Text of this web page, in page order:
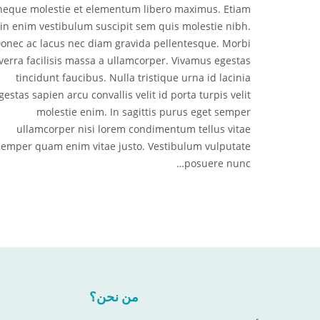
molestie et elementum libero maximus. Etiam
in enim vestibulum suscipit sem quis molestie nibh.
ac lacus nec diam gravida pellentesque. Morbi
facilisis massa a ullamcorper. Vivamus egestas
tincidunt faucibus. Nulla tristique urna id lacinia
sapien arcu convallis velit id porta turpis velit
molestie enim. In sagittis purus eget semper
ullamcorper nisi lorem condimentum tellus vitae
quam enim vitae justo. Vestibulum vulputate
posuere nunc…
من نحن؟